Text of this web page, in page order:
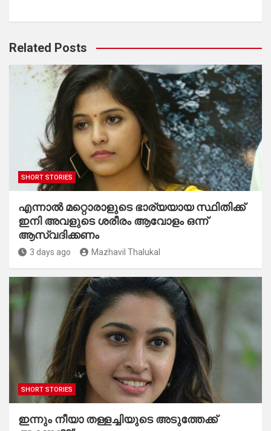
Related Posts
SHORT STORIES
എന്നാൽ മറ്റൊരാളുടെ ഭാര്യയായ സ്ഥിതിക്ക്
ഇനി അവളുടെ ശരീരം ആവോളം ഒന്ന്
ആസ്വദിക്കണം
3 days ago Mazhavil Thalukal
SHORT STORIES
ഇന്നും നീയാ തള്ളച്ചിയുടെ അടുത്തേക്ക്